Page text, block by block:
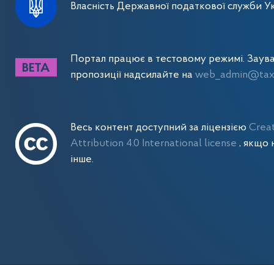
Власність Державної податкової служби
Портал працює в тестовому режимі.
пропозиції надсилайте на
Весь контент доступний за ліцензією
Attribution 4.0 International license , якщо
інше.